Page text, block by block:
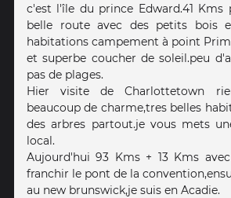
c'est l'île du prince Edward.41 Kms
belle route avec des petits bois
habitations campement à point
et superbe coucher de soleil.peu
pas de plages.
Hier visite de Charlottetown
beaucoup de charme,tres belles
des arbres partout.je vous mets
local.
Aujourd'hui 93 Kms + 13 Kms
franchir le pont de la
au new brunswick,je suis en Acadie.